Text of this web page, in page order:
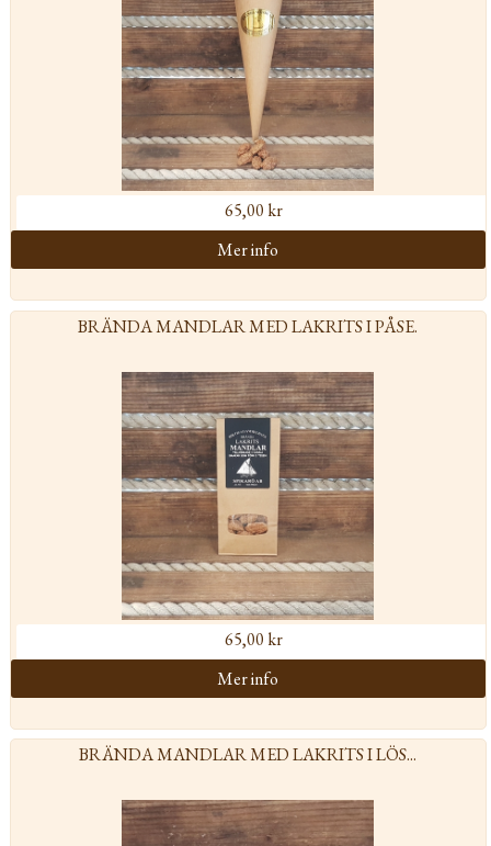
65,00 kr
BRÄNDA MANDLAR MED LAKRITS I PÅSE.
65,00 kr
BRÄNDA MANDLAR MED LAKRITS I LÖS...